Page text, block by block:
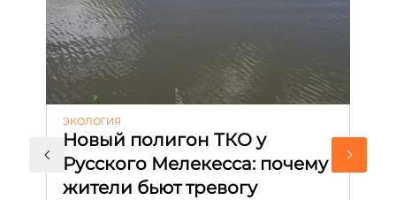
ЭКОЛОГИЯ
Новый полигон ТКО у
Русского Мелекесса: почему
жители бьют тревогу